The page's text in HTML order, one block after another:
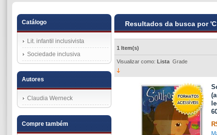
Resultados da busca por
1 Item(s)
Visualizar como: Lista Grade
Catálogo
Lit. infantil inclusivista
Sociedade inclusiva
Autores
Claudia Werneck
Compre também